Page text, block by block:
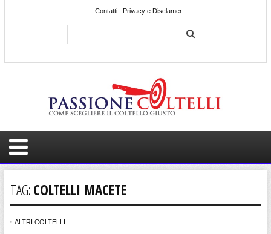
Contatti Privacy e Disclamer
TAG:COLTELLI MACETE
ALTRI COLTELLI